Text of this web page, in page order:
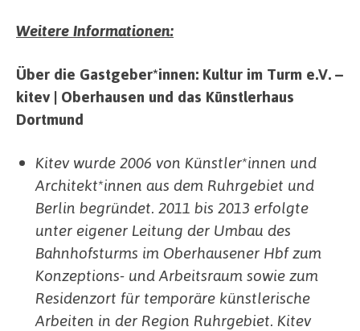
Weitere Informationen:
Über die Gastgeber*innen: Kultur im Turm e.V. –
kitev | Oberhausen und das Künstlerhaus
Dortmund
Kitev wurde 2006 von Künstler*innen und
Architekt*innen aus dem Ruhrgebiet und
Berlin begründet. 2011 bis 2013 erfolgte
unter eigener Leitung der Umbau des
Bahnhofsturms im Oberhausener Hbf zum
Konzeptions- und Arbeitsraum sowie zum
Residenzort für temporäre künstlerische
Arbeiten in der Region Ruhrgebiet. Kitev